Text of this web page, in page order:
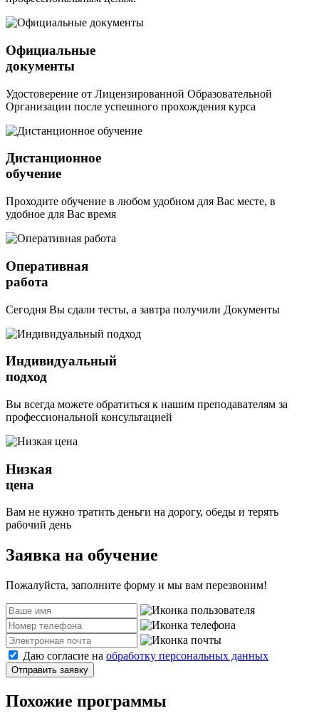
Официальные
документы
Удостоверение от Лицензированной Образовательной
Организации после успешного прохождения курса
Дистанционное
обучение
Проходите обучение в любом удобном для Вас месте, в
удобное для Вас время
Оперативная
работа
Сегодня Вы сдали тесты, а завтра получили Документы
Индивидуальный
подход
Вы всегда можете обратиться к нашим преподавателям за
профессиональной консультацией
Низкая
цена
Вам не нужно тратить деньги на дорогу, обеды и терять
рабочий день
Заявка на обучение
Пожалуйста, заполните форму и мы вам перезвоним!
Даю согласие на обработку персональных данных
Отправить заявку
Похожие программы